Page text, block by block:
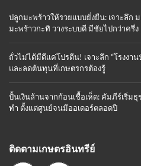
ปลูกมะพร้าวให้รวยแบบยั่งยืน: เจาะลึก
มะพร้าวกะทิ วางระบบดี มีชัยไปกว่าครึ่ง
ถั่วไม่ได้มีดีแค่โปรตีน! เจาะลึก “โรงงา
และลดต้นทุนที่เกษตรกรต้องรู้
ปั้นเงินล้านจากก้อนเชื้อเห็ด: คัมภีร์เริ่ม
ทำ ตั้งแต่ศูนย์จนมีออเดอร์ตลอดปี
ติดตามเกษตรอินทรีย์